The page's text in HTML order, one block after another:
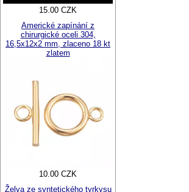
15.00 CZK
Americké zapínání z
chirurgické oceli 304,
16,5x12x2 mm, zlaceno 18 kt
zlatem
10.00 CZK
Želva ze syntetického tyrkysu